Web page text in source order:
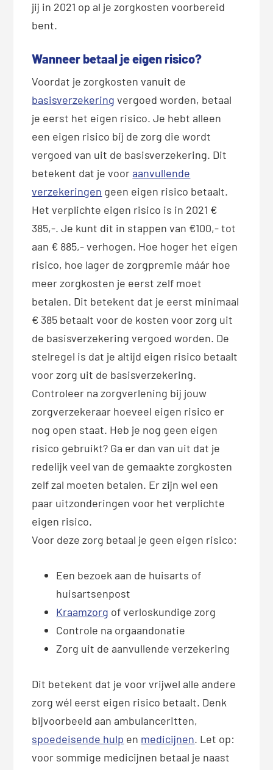
jij in 2021 op al je zorgkosten voorbereid
bent.
Wanneer betaal je eigen risico?
Voordat je zorgkosten vanuit de
basisverzekering vergoed worden, betaal
je eerst het eigen risico. Je hebt alleen
een eigen risico bij de zorg die wordt
vergoed van uit de basisverzekering. Dit
betekent dat je vooraanvullende
verzekeringen geen eigen risico betaalt.
Het verplichte eigen risico is in 2021 €
385,-. Je kunt dit in stappen van €100,- tot
aan € 885,- verhogen. Hoe hoger het eigen
risico, hoe lager de zorgpremie máár hoe
meer zorgkosten je eerst zelf moet
betalen. Dit betekent dat je eerst minimaal
€ 385 betaalt voor de kosten voor zorg uit
de basisverzekering vergoed worden. De
stelregel is dat je altijd eigen risico betaalt
voor zorg uit de basisverzekering.
Controleer na zorgverlening bij jouw
zorgverzekeraar hoeveel eigen risico er
nog open staat. Heb je nog geen eigen
risico gebruikt? Ga er dan van uit dat je
redelijk veel van de gemaakte zorgkosten
zelf zal moeten betalen. Er zijn wel een
paar uitzonderingen voor het verplichte
eigen risico.
Voor deze zorg betaal je geen eigen risico:
Een bezoek aan de huisarts of
huisartsenpost
Kraamzorg of verloskundige zorg
Controle na orgaandonatie
Zorg uit de aanvullende verzekering
Dit betekent dat je voor vrijwel alle andere
zorg wél eerst eigen risico betaalt. Denk
bijvoorbeeld aan ambulanceritten,
spoedeisende hulp en medicijnen. Let op:
voor sommige medicijnen betaal je naast